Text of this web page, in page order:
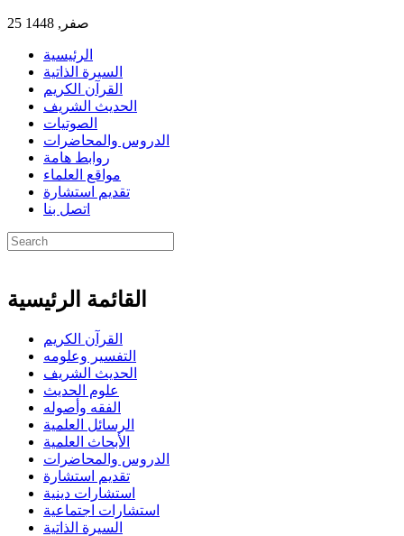
25 صفر, 1448
الرئيسية
السيرة الذاتية
القرآن الكريم
الحديث الشريف
الصوتيات
الدروس والمحاضرات
روابط هامة
مواقع العلماء
تقديم استشارة
اتصل بنا
القائمة الرئيسية
القرآن الكريم
التفسير وعلومه
الحديث الشريف
علوم الحديث
الفقه وأصوله
الرسائل العلمية
الأبحاث العلمية
الدروس والمحاضرات
تقديم استشارة
استشارات دينية
استشارات اجتماعية
السيرة الذاتية